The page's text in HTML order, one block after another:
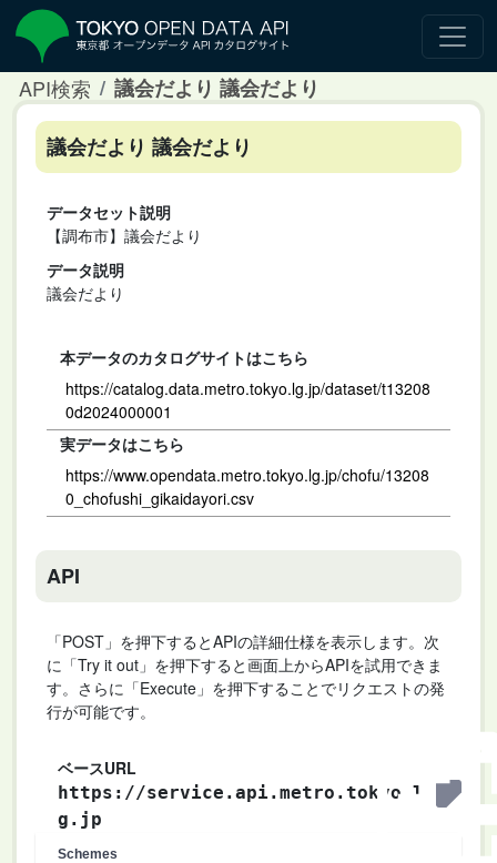
API検索 議会だより 議会だより
議会だより 議会だより
データセット説明
【調布市】議会だより
データ説明
議会だより
本データのカタログサイトはこちら
https://catalog.data.metro.tokyo.lg.jp/dataset/t13208
0d2024000001
実データはこちら
https://www.opendata.metro.tokyo.lg.jp/chofu/13208
0_chofushi_gikaidayori.csv
API
「POST」を押下するとAPIの詳細仕様を表示します。次
に「Try it out」を押下すると画面上からAPIを試用できま
す。さらに「Execute」を押下することでリクエストの発
行が可能です。
ベースURL
https://service.api.metro.tokyo.l
g.jp
Schemes